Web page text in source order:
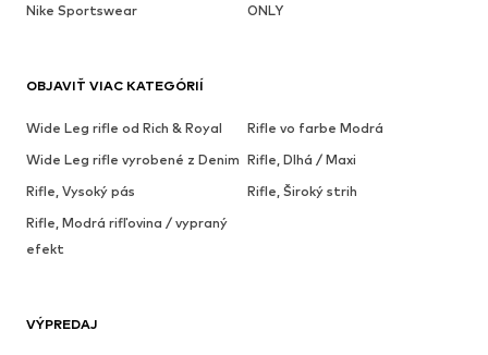
Nike Sportswear
ONLY
VÝPREDAJ
OBJAVIŤ VIAC KATEGÓRIÍ
Wide Leg rifle od Rich & Royal
Rifle vo farbe Modrá
Wide Leg rifle vyrobené z Denim Rifle, Dlhá / Maxi
Rifle, Vysoký pás
Rifle, Široký strih
Rifle, Modrá rifľovina / vypraný
efekt